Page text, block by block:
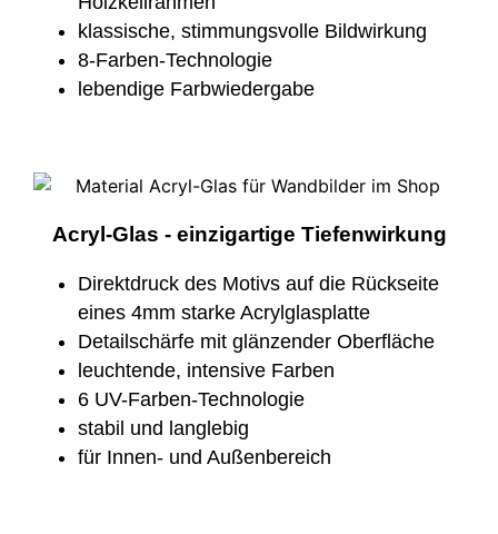
klassische, stimmungsvolle Bildwirkung
8-Farben-Technologie
lebendige Farbwiedergabe
Acryl-Glas - einzigartige Tiefenwirkung
Direktdruck des Motivs auf die Rückseite
eines 4mm starke Acrylglasplatte
Detailschärfe mit glänzender Oberfläche
leuchtende, intensive Farben
6 UV-Farben-Technologie
stabil und langlebig
für Innen- und Außenbereich